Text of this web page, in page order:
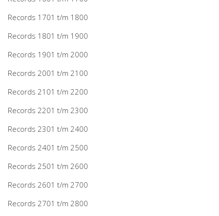
Records 1701 t/m 1800
Records 1801 t/m 1900
Records 1901 t/m 2000
Records 2001 t/m 2100
Records 2101 t/m 2200
Records 2201 t/m 2300
Records 2301 t/m 2400
Records 2401 t/m 2500
Records 2501 t/m 2600
Records 2601 t/m 2700
Records 2701 t/m 2800